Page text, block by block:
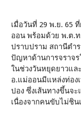
เมื่อวันที่ 29 พ.ย. 65
ออน พร้อมด้วย พ.ต.
ปราบปราม สถานีตำ
ปัญหาด้านการจราจ
ในช่วงวันหยุดยาวแล
อ.แม่ออนมีแหล่งท่อง
ปอง ซึ่งเส้นทางขึ้นจ
เนื่องจากคนขับไม่ชิน